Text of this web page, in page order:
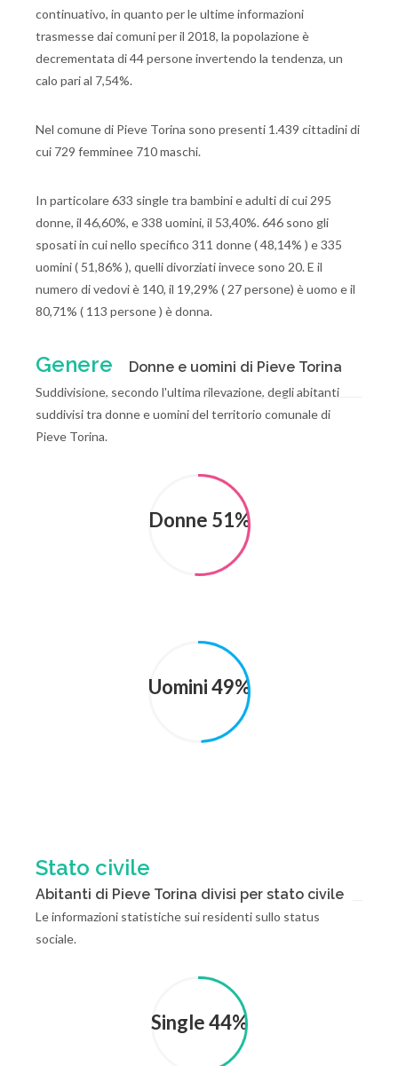
continuativo, in quanto per le ultime informazioni
trasmesse dai comuni per il 2018, la popolazione è
decrementata di 44 persone invertendo la tendenza, un
calo pari al 7,54%.
Nel comune di Pieve Torina sono presenti 1.439 cittadini di
cui 729 femminee 710 maschi.
In particolare 633 single tra bambini e adulti di cui 295
donne, il 46,60%, e 338 uomini, il 53,40%. 646 sono gli
sposati in cui nello specifico 311 donne ( 48,14% ) e 335
uomini ( 51,86% ), quelli divorziati invece sono 20. E il
numero di vedovi è 140, il 19,29% ( 27 persone) è uomo e il
80,71% ( 113 persone ) è donna.
Genere Donne e uomini di Pieve Torina
Suddivisione, secondo l'ultima rilevazione, degli abitanti
suddivisi tra donne e uomini del territorio comunale di
Pieve Torina.
Donne 51%
Uomini 49%
Stato civile
Abitanti di Pieve Torina divisi per stato civile
Le informazioni statistiche sui residenti sullo status
sociale.
Single 44%